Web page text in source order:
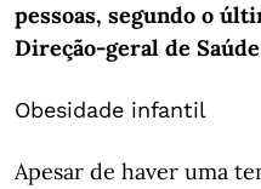
pessoas, segundo o
Direção-geral de
Obesidade infantil
Apesar de haver uma